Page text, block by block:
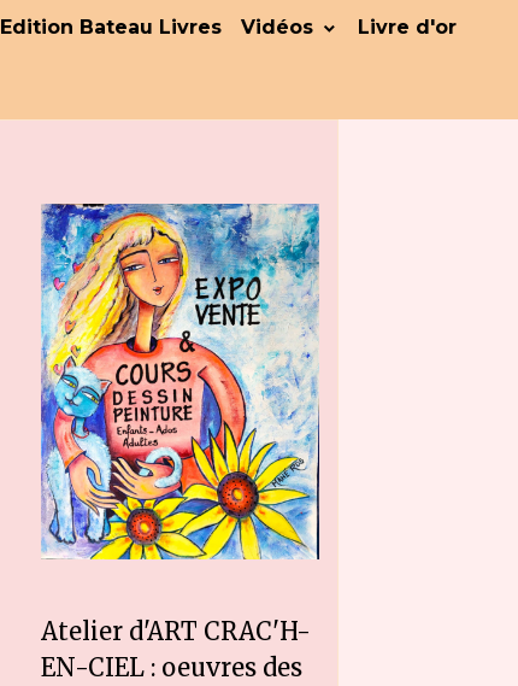
Edition Bateau Livres Vidéos Livre d'or
Atelier d'ART CRAC'H-
EN-CIEL : oeuvres des